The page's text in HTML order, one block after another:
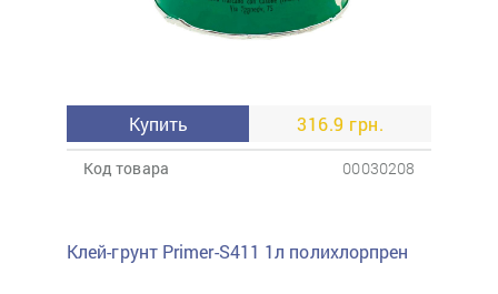
Купить 316.9 грн.
Код товара 00030208
Клей-грунт Primer-S411 1л полихлорпрен